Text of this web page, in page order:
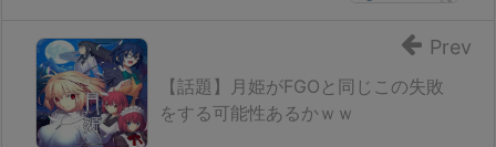
【話題】月姫がFGOと同じこの失敗
をする可能性あるかｗｗ
Prev